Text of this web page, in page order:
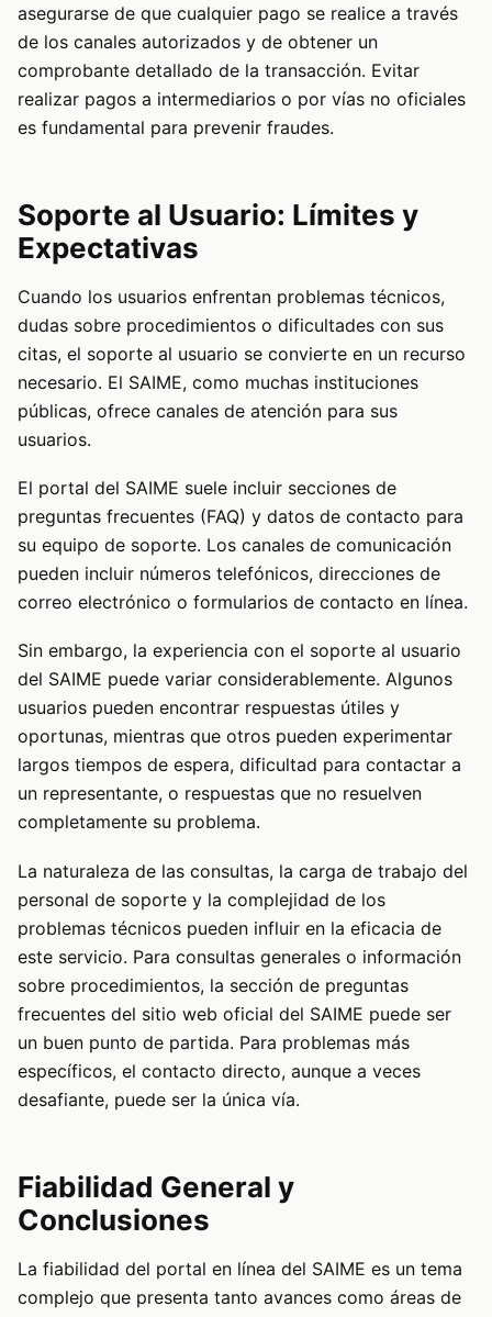
asegurarse de que cualquier pago se realice a través
de los canales autorizados y de obtener un
comprobante detallado de la transacción. Evitar
realizar pagos a intermediarios o por vías no oficiales
es fundamental para prevenir fraudes.
Soporte al Usuario: Límites y
Expectativas
Cuando los usuarios enfrentan problemas técnicos,
dudas sobre procedimientos o dificultades con sus
citas, el soporte al usuario se convierte en un recurso
necesario. El SAIME, como muchas instituciones
públicas, ofrece canales de atención para sus
usuarios.
El portal del SAIME suele incluir secciones de
preguntas frecuentes (FAQ) y datos de contacto para
su equipo de soporte. Los canales de comunicación
pueden incluir números telefónicos, direcciones de
correo electrónico o formularios de contacto en línea.
Sin embargo, la experiencia con el soporte al usuario
del SAIME puede variar considerablemente. Algunos
usuarios pueden encontrar respuestas útiles y
oportunas, mientras que otros pueden experimentar
largos tiempos de espera, dificultad para contactar a
un representante, o respuestas que no resuelven
completamente su problema.
La naturaleza de las consultas, la carga de trabajo del
personal de soporte y la complejidad de los
problemas técnicos pueden influir en la eficacia de
este servicio. Para consultas generales o información
sobre procedimientos, la sección de preguntas
frecuentes del sitio web oficial del SAIME puede ser
un buen punto de partida. Para problemas más
específicos, el contacto directo, aunque a veces
desafiante, puede ser la única vía.
Fiabilidad General y
Conclusiones
La fiabilidad del portal en línea del SAIME es un tema
complejo que presenta tanto avances como áreas de